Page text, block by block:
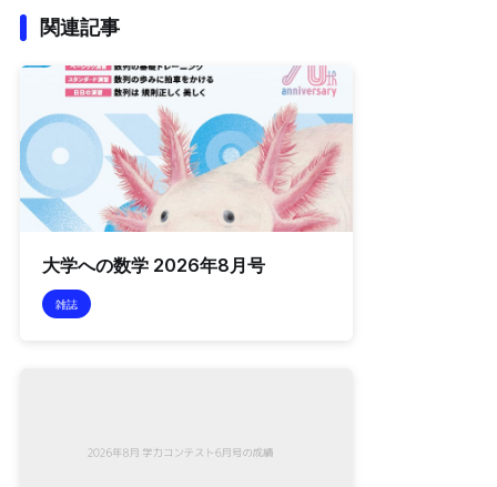
関連記事
大学への数学 2026年8月号
雑誌